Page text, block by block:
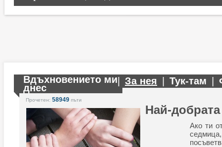
Вдъхновението ми
днес
За нея Тук-там
Прочетен: 58949 пъти
Най-
Ако ти